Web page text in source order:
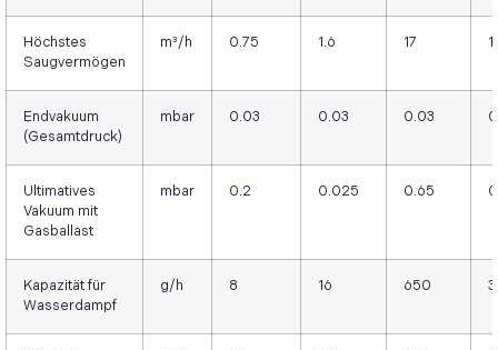
Höchstes
Saugvermögen
m³/h 0.75 1.6 17
Endvakuum
(Gesamtdruck)
mbar 0.03 0.03 0.03
Ultimatives
Vakuum mit
Gasballast
mbar 0.2 0.025 0.65
Kapazität für
Wasserdampf
g/h 8 16 650